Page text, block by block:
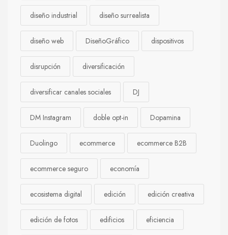
diseño industrial diseño surrealista
diseño web DiseñoGráfico dispositivos
disrupción diversificación
diversificar canales sociales DJ
DM Instagram doble opt-in Dopamina
Duolingo ecommerce ecommerce B2B
ecommerce seguro economía
ecosistema digital edición edición creativa
edición de fotos edificios eficiencia